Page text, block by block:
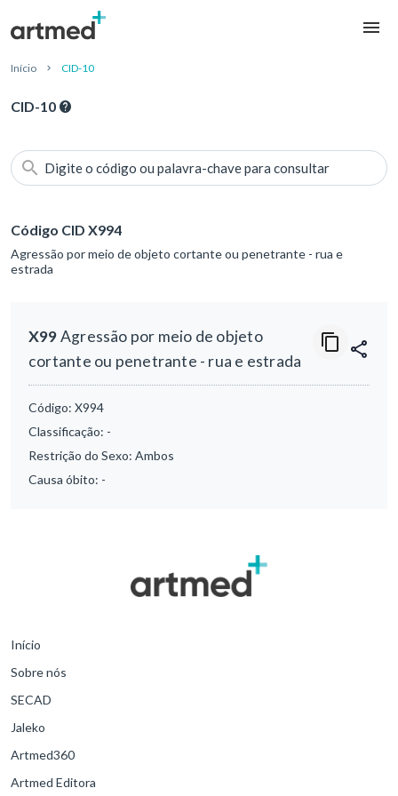
Início CID-10
CID-10
Digite o código ou palavra-chave para consultar
Código CID X994
Agressão por meio de objeto cortante ou penetrante - rua e
estrada
X99Agressão por meio de objeto
cortante ou penetrante - rua e estrada
Código: X994
Classificação: -
Restrição do Sexo: Ambos
Causa óbito: -
Início
Sobre nós
SECAD
Jaleko
Artmed360
Artmed Editora